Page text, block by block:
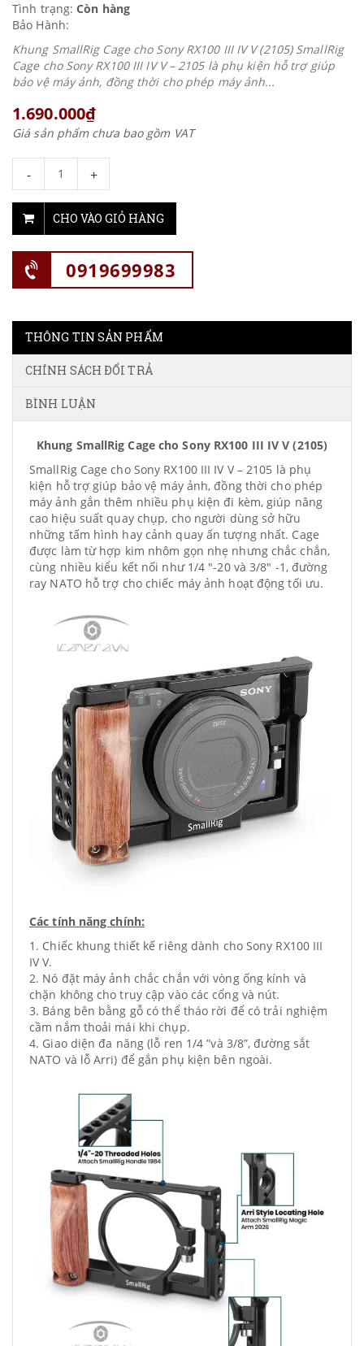
Tình trạng: Còn hàng
Bảo Hành:
Khung SmallRig Cage cho Sony RX100 III IV V (2105) SmallRig
Cage cho Sony RX100 III IV V – 2105 là phụ kiện hỗ trợ giúp
bảo vệ máy ảnh, đồng thời cho phép máy ảnh...
1.690.000₫
Giá sản phẩm chưa bao gồm VAT
- +
CHO VÀO GIỎ HÀNG
0919699983
THÔNG TIN SẢN PHẨM
CHÍNH SÁCH ĐỔI TRẢ
BÌNH LUẬN
Khung SmallRig Cage cho Sony RX100 III IV V (2105)
SmallRig Cage cho Sony RX100 III IV V – 2105 là phụ
kiện hỗ trợ giúp bảo vệ máy ảnh, đồng thời cho phép
máy ảnh gắn thêm nhiều phụ kiện đi kèm, giúp nâng
cao hiệu suất quay chụp, cho người dùng sở hữu
những tấm hình hay cảnh quay ấn tượng nhất. Cage
được làm từ hợp kim nhôm gọn nhẹ nhưng chắc chắn,
cùng nhiều kiểu kết nối như 1/4 "-20 và 3/8" -1, đường
ray NATO hỗ trợ cho chiếc máy ảnh hoạt động tối ưu.
Các tính năng chính:
1. Chiếc khung thiết kế riêng dành cho Sony RX100 III
IV V.
2. Nó đặt máy ảnh chắc chắn với vòng ống kính và
chặn không cho truy cập vào các cổng và nút.
3. Báng bên bằng gỗ có thể tháo rời để có trải nghiệm
cầm nắm thoải mái khi chụp.
4. Giao diện đa năng (lỗ ren 1/4 ”và 3/8”, đường sắt
NATO và lỗ Arri) để gắn phụ kiện bên ngoài.